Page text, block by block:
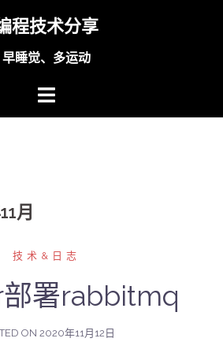
程技术分享
早睡觉、多运动
月
技术&日志
署rabbitmq
ON 2020年11月12日